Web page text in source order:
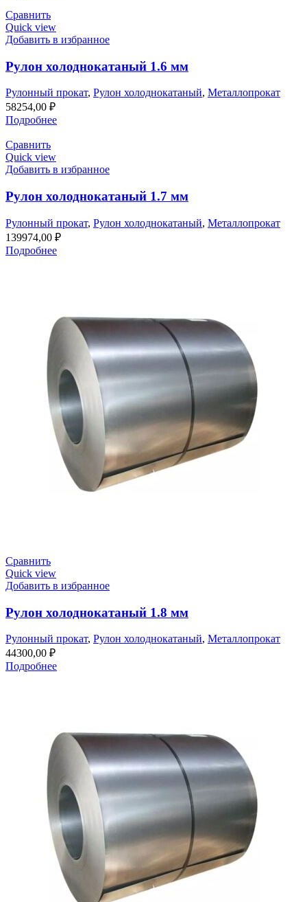
Сравнить
Quick view
Добавить в избранное
Рулон холоднокатаный 1.6 мм
Рулонный прокат, Рулон холоднокатаный, Металлопрокат
58254,00 ₽
Подробнее
Сравнить
Quick view
Добавить в избранное
Рулон холоднокатаный 1.7 мм
Рулонный прокат, Рулон холоднокатаный, Металлопрокат
139974,00 ₽
Подробнее
Сравнить
Quick view
Добавить в избранное
Рулон холоднокатаный 1.8 мм
Рулонный прокат, Рулон холоднокатаный, Металлопрокат
44300,00 ₽
Подробнее